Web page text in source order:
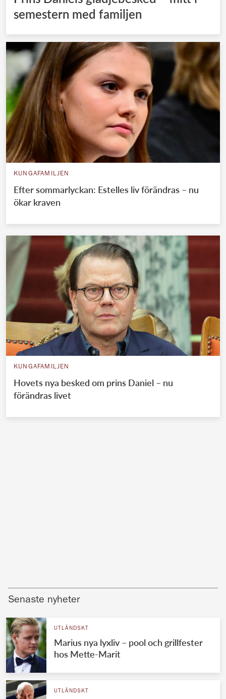
semestern med familjen
KUNGAFAMILJEN
Efter sommarlyckan: Estelles liv förändras – nu
ökar kraven
KUNGAFAMILJEN
Hovets nya besked om prins Daniel – nu
förändras livet
Senaste nyheter
UTLÄNDSKT
Marius nya lyxliv – pool och grillfester
hos Mette-Marit
UTLÄNDSKT